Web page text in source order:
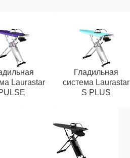
Laurastar
Гладильная
система Laurastar
S PLUS